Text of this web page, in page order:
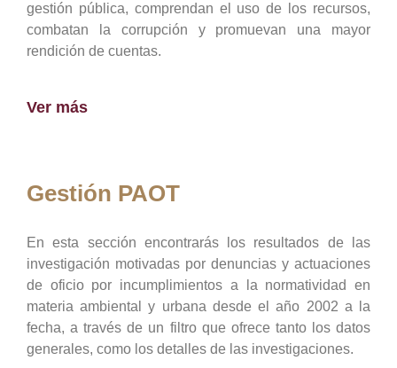
gestión pública, comprendan el uso de los recursos,
combatan la corrupción y promuevan una mayor
rendición de cuentas.
Ver más
Gestión PAOT
En esta sección encontrarás los resultados de las
investigación motivadas por denuncias y actuaciones
de oficio por incumplimientos a la normatividad en
materia ambiental y urbana desde el año 2002 a la
fecha, a través de un filtro que ofrece tanto los datos
generales, como los detalles de las investigaciones.